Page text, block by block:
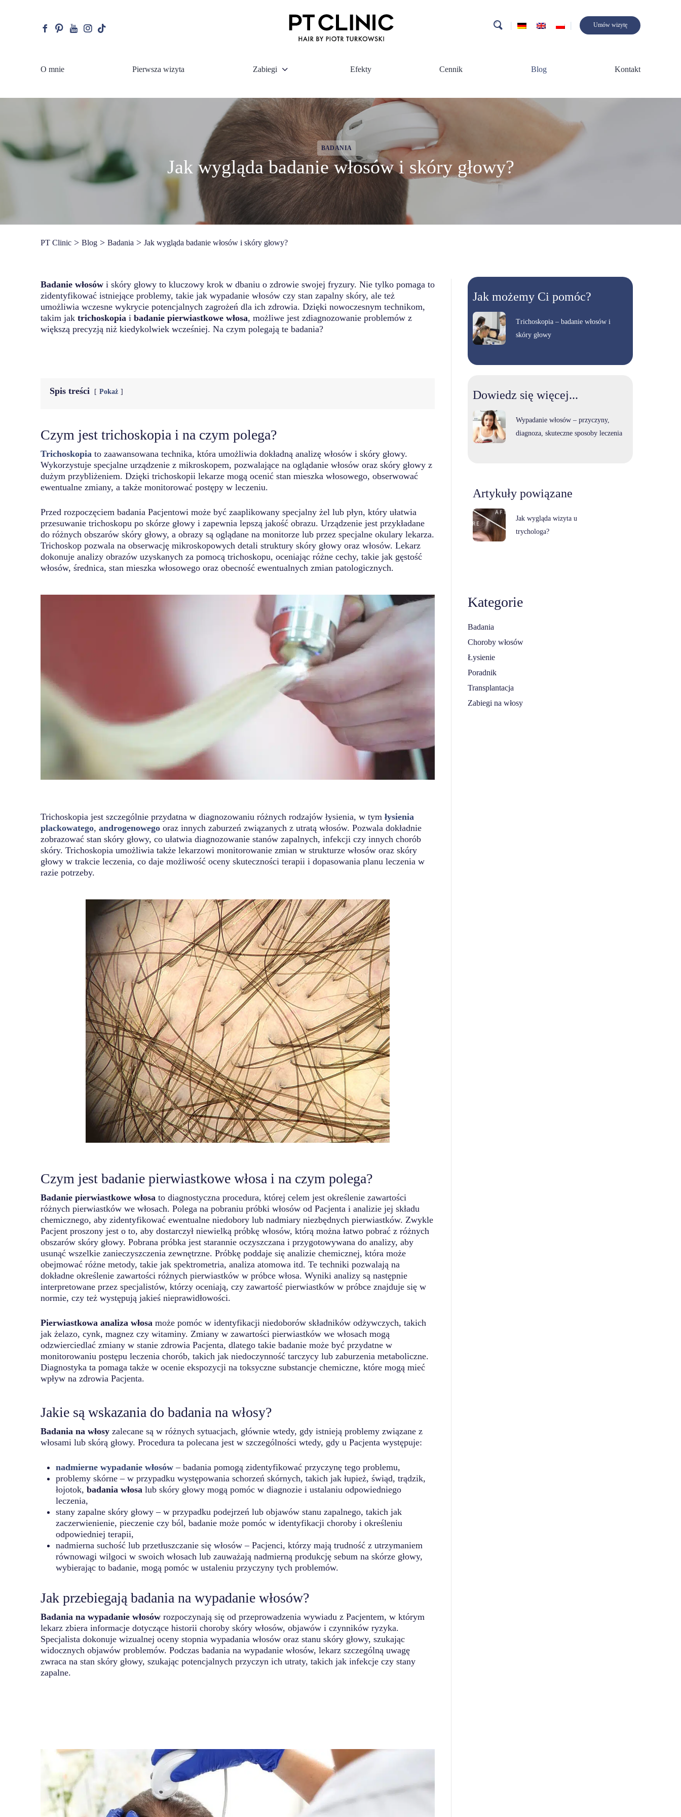
facebookpinterestyoutubeinstagram
tiktok Umów wizytę
O mnie Pierwsza wizyta Zabiegi Efekty Cennik Blog Kontakt
BADANIA
Jak wygląda badanie włosów i skóry głowy?
PT Clinic > Blog > Badania > Jak wygląda badanie włosów i skóry głowy?
Badanie włosów i skóry głowy to kluczowy krok w dbaniu o zdrowie swojej fryzury. Nie tylko pomaga to
zidentyfikować istniejące problemy, takie jak wypadanie włosów czy stan zapalny skóry, ale też
umożliwia wczesne wykrycie potencjalnych zagrożeń dla ich zdrowia. Dzięki nowoczesnym technikom,
takim jak trichoskopia i badanie pierwiastkowe włosa, możliwe jest zdiagnozowanie problemów z
większą precyzją niż kiedykolwiek wcześniej. Na czym polegają te badania?
Spis treści Pokaż
Czym jest trichoskopia i na czym polega?
Trichoskopia to zaawansowana technika, która umożliwia dokładną analizę włosów i skóry głowy.
Wykorzystuje specjalne urządzenie z mikroskopem, pozwalające na oglądanie włosów oraz skóry głowy z
dużym przybliżeniem. Dzięki trichoskopii lekarze mogą ocenić stan mieszka włosowego, obserwować
ewentualne zmiany, a także monitorować postępy w leczeniu.
Przed rozpoczęciem badania Pacjentowi może być zaaplikowany specjalny żel lub płyn, który ułatwia
przesuwanie trichoskopu po skórze głowy i zapewnia lepszą jakość obrazu. Urządzenie jest przykładane
do różnych obszarów skóry głowy, a obrazy są oglądane na monitorze lub przez specjalne okulary lekarza.
Trichoskop pozwala na obserwację mikroskopowych detali struktury skóry głowy oraz włosów. Lekarz
dokonuje analizy obrazów uzyskanych za pomocą trichoskopu, oceniając różne cechy, takie jak gęstość
włosów, średnica, stan mieszka włosowego oraz obecność ewentualnych zmian patologicznych.
Trichoskopia jest szczególnie przydatna w diagnozowaniu różnych rodzajów łysienia, w tym łysienia
plackowatego, androgenowego oraz innych zaburzeń związanych z utratą włosów. Pozwala dokładnie
zobrazować stan skóry głowy, co ułatwia diagnozowanie stanów zapalnych, infekcji czy innych chorób
skóry. Trichoskopia umożliwia także lekarzowi monitorowanie zmian w strukturze włosów oraz skóry
głowy w trakcie leczenia, co daje możliwość oceny skuteczności terapii i dopasowania planu leczenia w
razie potrzeby.
Czym jest badanie pierwiastkowe włosa i na czym polega?
Badanie pierwiastkowe włosa to diagnostyczna procedura, której celem jest określenie zawartości
różnych pierwiastków we włosach. Polega na pobraniu próbki włosów od Pacjenta i analizie jej składu
chemicznego, aby zidentyfikować ewentualne niedobory lub nadmiary niezbędnych pierwiastków. Zwykle
Pacjent proszony jest o to, aby dostarczył niewielką próbkę włosów, którą można łatwo pobrać z różnych
obszarów skóry głowy. Pobrana próbka jest starannie oczyszczana i przygotowywana do analizy, aby
usunąć wszelkie zanieczyszczenia zewnętrzne. Próbkę poddaje się analizie chemicznej, która może
obejmować różne metody, takie jak spektrometria, analiza atomowa itd. Te techniki pozwalają na
dokładne określenie zawartości różnych pierwiastków w próbce włosa. Wyniki analizy są następnie
interpretowane przez specjalistów, którzy oceniają, czy zawartość pierwiastków w próbce znajduje się w
normie, czy też występują jakieś nieprawidłowości.
Pierwiastkowa analiza włosa może pomóc w identyfikacji niedoborów składników odżywczych, takich
jak żelazo, cynk, magnez czy witaminy. Zmiany w zawartości pierwiastków we włosach mogą
odzwierciedlać zmiany w stanie zdrowia Pacjenta, dlatego takie badanie może być przydatne w
monitorowaniu postępu leczenia chorób, takich jak niedoczynność tarczycy lub zaburzenia metaboliczne.
Diagnostyka ta pomaga także w ocenie ekspozycji na toksyczne substancje chemiczne, które mogą mieć
wpływ na zdrowia Pacjenta.
Jakie są wskazania do badania na włosy?
Badania na włosy zalecane są w różnych sytuacjach, głównie wtedy, gdy istnieją problemy związane z
włosami lub skórą głowy. Procedura ta polecana jest w szczególności wtedy, gdy u Pacjenta występuje:
nadmierne wypadanie włosów – badania pomogą zidentyfikować przyczynę tego problemu,
problemy skórne – w przypadku występowania schorzeń skórnych, takich jak łupież, świąd, trądzik,
łojotok, badania włosa lub skóry głowy mogą pomóc w diagnozie i ustalaniu odpowiedniego
leczenia,
stany zapalne skóry głowy – w przypadku podejrzeń lub objawów stanu zapalnego, takich jak
zaczerwienienie, pieczenie czy ból, badanie może pomóc w identyfikacji choroby i określeniu
odpowiedniej terapii,
nadmierna suchość lub przetłuszczanie się włosów – Pacjenci, którzy mają trudność z utrzymaniem
równowagi wilgoci w swoich włosach lub zauważają nadmierną produkcję sebum na skórze głowy,
wybierając to badanie, mogą pomóc w ustaleniu przyczyny tych problemów.
Jak przebiegają badania na wypadanie włosów?
Badania na wypadanie włosów rozpoczynają się od przeprowadzenia wywiadu z Pacjentem, w którym
lekarz zbiera informacje dotyczące historii choroby skóry włosów, objawów i czynników ryzyka.
Specjalista dokonuje wizualnej oceny stopnia wypadania włosów oraz stanu skóry głowy, szukając
widocznych objawów problemów. Podczas badania na wypadanie włosów, lekarz szczególną uwagę
zwraca na stan skóry głowy, szukając potencjalnych przyczyn ich utraty, takich jak infekcje czy stany
zapalne.
Jak możemy Ci pomóc?
Trichoskopia – badanie włosów i
skóry głowy
Dowiedz się więcej...
Wypadanie włosów – przyczyny,
diagnoza, skuteczne sposoby leczenia
Artykuły powiązane
Jak wygląda wizyta u
trychologa?
Kategorie
Badania
Choroby włosów
Łysienie
Poradnik
Transplantacja
Zabiegi na włosy